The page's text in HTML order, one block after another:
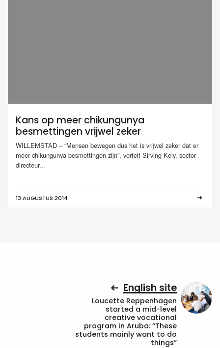
Kans op meer chikungunya
besmettingen vrijwel zeker
WILLEMSTAD – “Mensen bewegen dus het is vrijwel zeker dat er
meer chikungunya besmettingen zijn”, vertelt Sirving Kely, sector-
directeur...
13 AUGUSTUS 2014
English site
Loucette Reppenhagen
started a mid-level
creative vocational
program in Aruba: “These
students mainly want to do
things”